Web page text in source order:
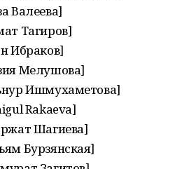
Валеева]
Тагиров]
Ибраков]
Мелушова]
Ишмухаметова]
Rakaeva]
Шагиева]
Бурзянская]